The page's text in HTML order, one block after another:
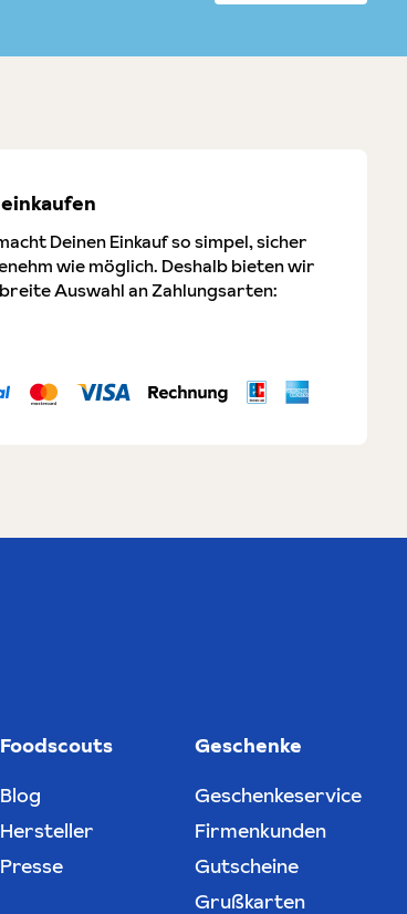
Deinen Einkauf so simpel, sicher
wie möglich. Deshalb bieten wir
Auswahl an Zahlungsarten:
Foodscouts
Blog
Hersteller
Presse
Geschenke
Geschenkeservice
Firmenkunden
Gutscheine
Grußkarten